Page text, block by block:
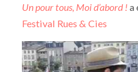
Un pour tous, Moi d’abord ! a
Festival Rues & Cies